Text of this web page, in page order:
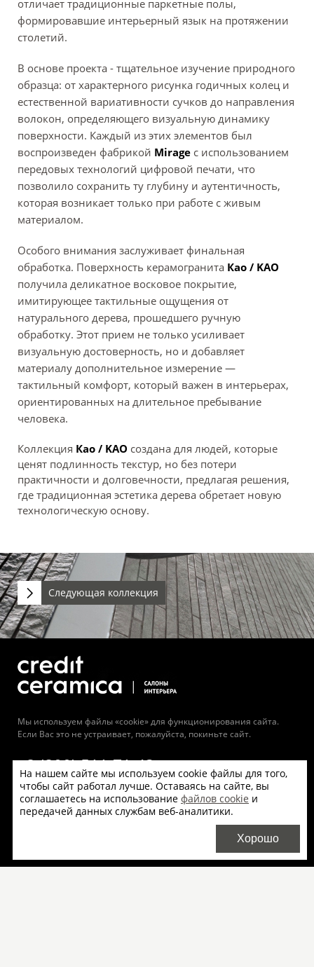
отличает традиционные паркетные полы,
формировавшие интерьерный язык на протяжении
столетий.
В основе проекта - тщательное изучение природного
образца: от характерного рисунка годичных колец и
естественной вариативности сучков до направления
волокон, определяющего визуальную динамику
поверхности. Каждый из этих элементов был
воспроизведен фабрикой Mirage с использованием
передовых технологий цифровой печати, что
позволило сохранить ту глубину и аутентичность,
которая возникает только при работе с живым
материалом.
Особого внимания заслуживает финальная
обработка. Поверхность керамогранита Као / KAO
получила деликатное восковое покрытие,
имитирующее тактильные ощущения от
натурального дерева, прошедшего ручную
обработку. Этот прием не только усиливает
визуальную достоверность, но и добавляет
материалу дополнительное измерение —
тактильный комфорт, который важен в интерьерах,
ориентированных на длительное пребывание
человека.
Коллекция Као / KAO создана для людей, которые
ценят подлинность текстур, но без потери
практичности и долговечности, предлагая решения,
где традиционная эстетика дерева обретает новую
технологическую основу.
Следующая коллекция
Мы используем файлы «cookie» для функционирования сайта.
Если Вас это не устраивает, пожалуйста, покиньте сайт.
8 (800) 511-71-43
+7 (495) 956-00-59
+7 (812) 327-27-12
Официальный дистрибьютор Mirage в РФ компания
На нашем сайте мы используем cookie файлы для того,
чтобы сайт работал лучше. Оставаясь на сайте, вы
соглашаетесь на использование файлов cookie и
передачей данных службам веб-аналитики.
Хорошо